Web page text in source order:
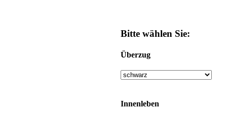
Bitte wählen Sie:
Überzug
Innenleben